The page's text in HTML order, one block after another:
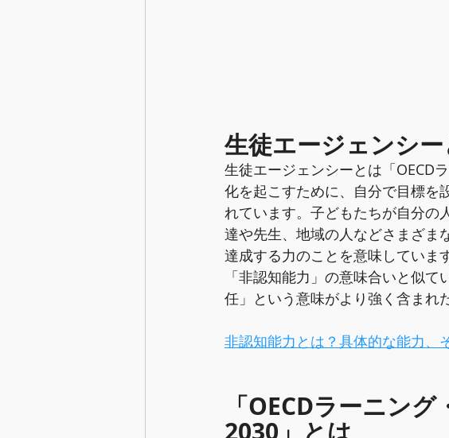
生徒エージェンシー
生徒エージェンシーとは「OECD
化を起こすために、自分で目標を
れています。子どもたちが自分の
達や先生、地域の人などさまざま
達成する力のことを意味しています
「非認知能力」の意味合いと似
任」という意味がより強く含まれ
非認知能力とは？具体的な能力、
「OECDラーニン
2030」とは